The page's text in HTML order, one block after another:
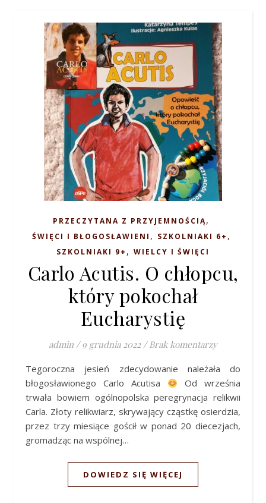
PRZECZYTANA Z PRZYJEMNOŚCIĄ,
ŚWIĘCI I BŁOGOSŁAWIENI , SZKOLNIAKI 6+ ,
SZKOLNIAKI 9+ , WIELCY I ŚWIĘCI
Carlo Acutis. O chłopcu,
który pokochał
Eucharystię
admin / 9 grudnia 2022 / Brak komentarzy
Tegoroczna jesień zdecydowanie należała do
błogosławionego Carlo Acutisa
Od września
trwała bowiem ogólnopolska peregrynacja relikwii
Carla. Złoty relikwiarz, skrywający cząstkę osierdzia,
przez trzy miesiące gościł w ponad 20 diecezjach,
gromadząc na wspólnej…
DOWIEDZ SIĘ WIĘCEJ